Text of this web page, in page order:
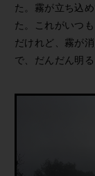
た。霧が立ち込
た。これがいつ
だけれど、霧が
で、だんだん明